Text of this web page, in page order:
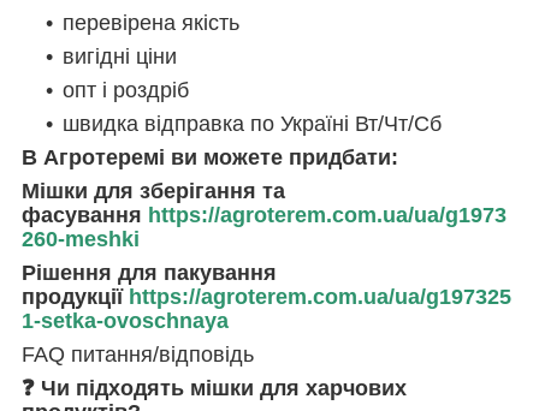
перевірена якість
вигідні ціни
опт і роздріб
швидка відправка по Україні Вт/Чт/Сб
В Агротеремі ви можете придбати:
Мішки для зберігання та
фасування https://agroterem.com.ua/ua/g1973
260-meshki
Рішення для пакування
продукції https://agroterem.com.ua/ua/g197325
1-setka-ovoschnaya
FAQ питання/відповідь
❓ Чи підходять мішки для харчових